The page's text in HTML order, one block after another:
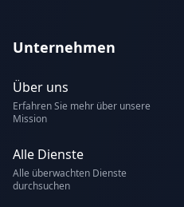
Unternehmen
Über uns
Erfahren Sie mehr über unsere
Mission
Alle Dienste
Alle überwachten Dienste
durchsuchen